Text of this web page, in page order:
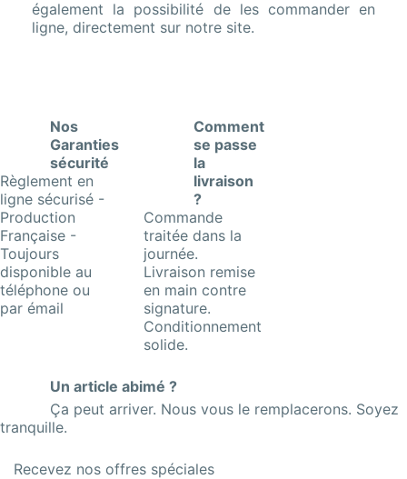
également la possibilité de les commander en
ligne, directement sur notre site.
Nos
Garanties
sécurité
Règlement en
ligne sécurisé -
Production
Française -
Toujours
disponible au
téléphone ou
par émail
Comment
se passe
la
livraison
?
Commande
traitée dans la
journée.
Livraison remise
en main contre
signature.
Conditionnement
solide.
Un article abimé ?
Ça peut arriver. Nous vous le remplacerons. Soyez
tranquille.
Recevez nos offres spéciales